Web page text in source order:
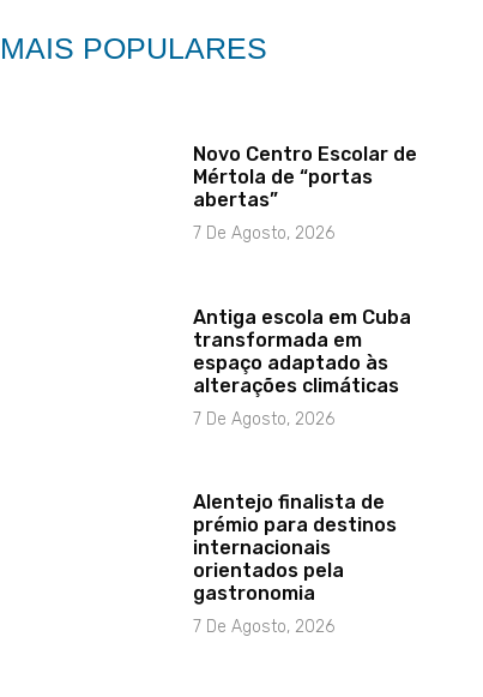
MAIS POPULARES
Novo Centro Escolar de
Mértola de “portas
abertas”
7 De Agosto, 2026
Antiga escola em Cuba
transformada em
espaço adaptado às
alterações climáticas
7 De Agosto, 2026
Alentejo finalista de
prémio para destinos
internacionais
orientados pela
gastronomia
7 De Agosto, 2026